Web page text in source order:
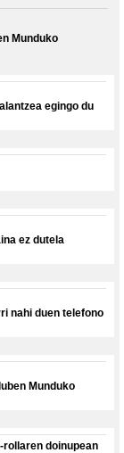
Munduko
egingo du
ez dutela
nahi duen telefono
Munduko
doinupean